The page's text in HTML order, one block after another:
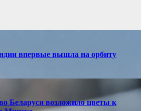
впервые вышла на орбиту
Беларуси возложило цветы к